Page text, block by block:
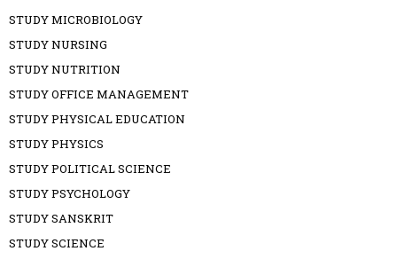
STUDY MICROBIOLOGY
STUDY NURSING
STUDY NUTRITION
STUDY OFFICE MANAGEMENT
STUDY PHYSICAL EDUCATION
STUDY PHYSICS
STUDY POLITICAL SCIENCE
STUDY PSYCHOLOGY
STUDY SANSKRIT
STUDY SCIENCE